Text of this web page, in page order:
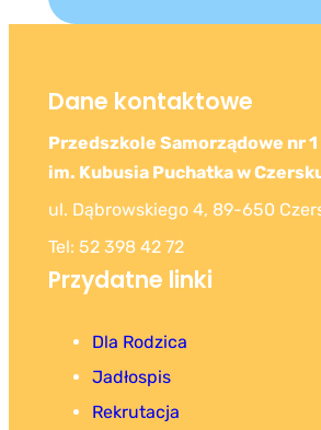
Dane kontaktowe
Przedszkole Samorządowe nr 1
im. Kubusia Puchatka w
ul. Dąbrowskiego 4, 89-650
Tel: 52 398 42 72
Przydatne linki
Dla Rodzica
Jadłospis
Rekrutacja